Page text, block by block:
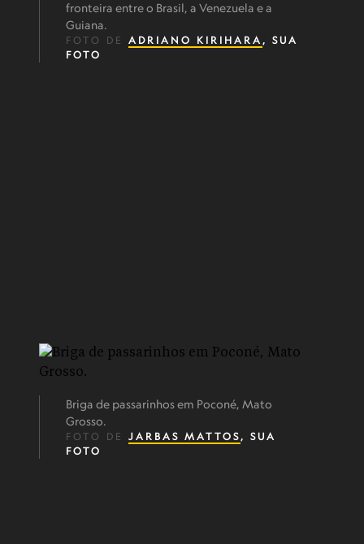
fronteira entre o Brasil, a Venezuela e a
Guiana.
FOTO DE ADRIANO KIRIHARA , SUA
FOTO
Briga de passarinhos em Poconé, Mato
Grosso.
FOTO DE JARBAS MATTOS, SUA
FOTO